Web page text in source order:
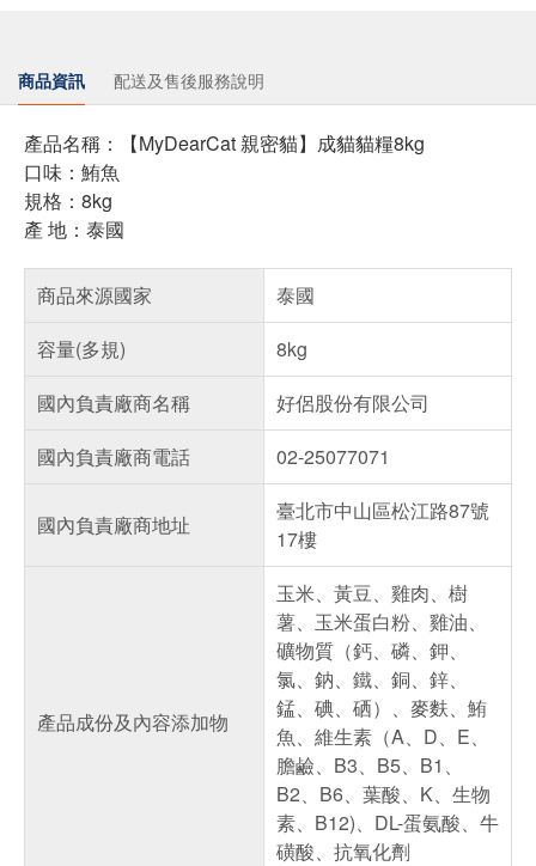
商品資訊 配送及售後服務說明
產品名稱：【MyDearCat 親密貓】成貓貓糧8kg
口味：鮪魚
規格：8kg
產 地：泰國
商品來源國家
泰國
容量(多規)
8kg
國內負責廠商名稱
好侶股份有限公司
國內負責廠商電話
02-25077071
國內負責廠商地址
臺北市中山區松江路87號
17樓
產品成份及內容添加物
玉米、黃豆、雞肉、樹
薯、玉米蛋白粉、雞油、
礦物質（鈣、磷、鉀、
氯、鈉、鐵、銅、鋅、
錳、碘、硒）、麥麩、鮪
魚、維生素（A、D、E、
膽鹼、B3、B5、B1、
B2、B6、葉酸、K、生物
素、B12)、DL-蛋氨酸、牛
磺酸、抗氧化劑